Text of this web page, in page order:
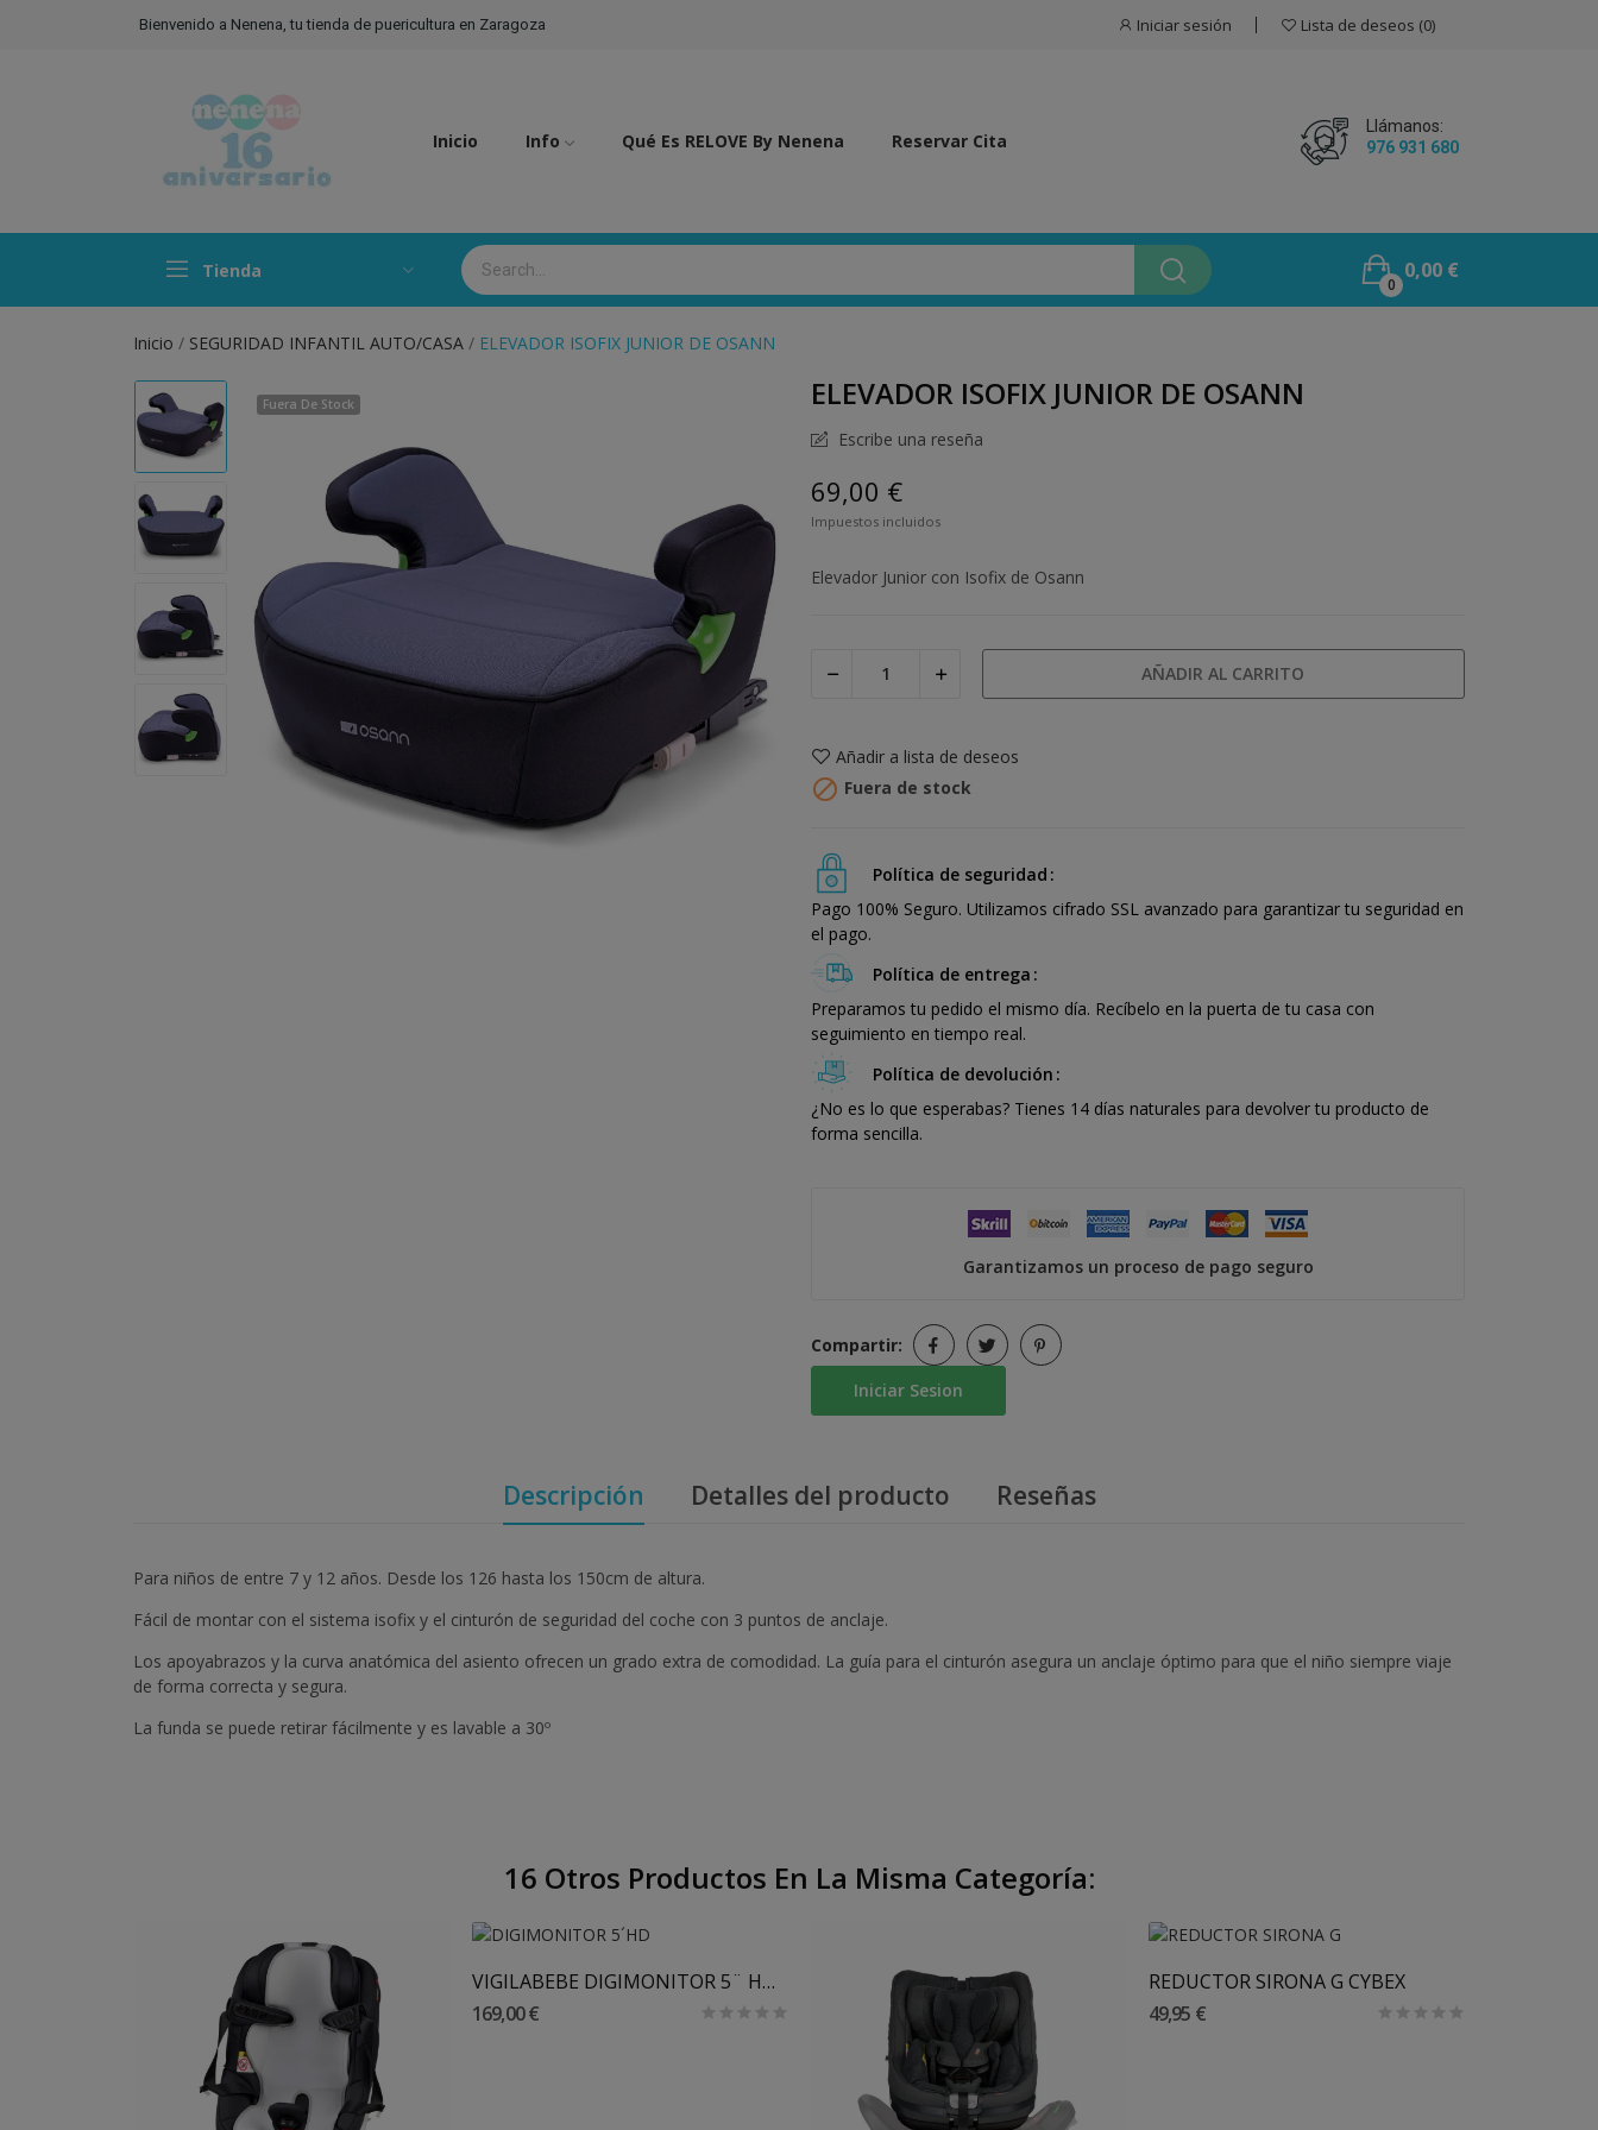
Bienvenido a Nenena, tu tienda de puericultura en Zaragoza Iniciar sesión Lista de deseos 0
Inicio Info Qué Es RELOVE By Nenena Reservar Cita
Llámanos:
976 931 680
Tienda 0,00 €
0
Inicio SEGURIDAD INFANTIL AUTO/CASA ELEVADOR ISOFIX JUNIOR DE OSANN
Fuera De Stock ELEVADOR ISOFIX JUNIOR DE OSANN
Escribe una reseña
69,00 €
Impuestos incluidos
Elevador Junior con Isofix de Osann
AÑADIR AL CARRITO
Añadir a lista de deseos
 Fuera de stock
Política de seguridad
Pago 100% Seguro. Utilizamos cifrado SSL avanzado para garantizar tu seguridad en
el pago.
Política de entrega
Preparamos tu pedido el mismo día. Recíbelo en la puerta de tu casa con
seguimiento en tiempo real.
Política de devolución
¿No es lo que esperabas? Tienes 14 días naturales para devolver tu producto de
forma sencilla.
Garantizamos un proceso de pago seguro
Compartir:
Iniciar Sesion
Descripción Detalles del producto Reseñas
Para niños de entre 7 y 12 años. Desde los 126 hasta los 150cm de altura.
Fácil de montar con el sistema isofix y el cinturón de seguridad del coche con 3 puntos de anclaje.
Los apoyabrazos y la curva anatómica del asiento ofrecen un grado extra de comodidad. La guía para el cinturón asegura un anclaje óptimo para que el niño siempre viaje
de forma correcta y segura.
La funda se puede retirar fácilmente y es lavable a 30º
16 Otros Productos En La Misma Categoría:
VIGILABEBE DIGIMONITOR 5¨ HD MINILAND
169,00 €
REDUCTOR SIRONA G CYBEX
49,95 €